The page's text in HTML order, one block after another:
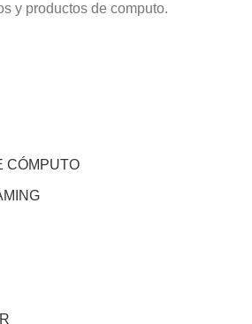
y productos de computo.
CÓMPUTO